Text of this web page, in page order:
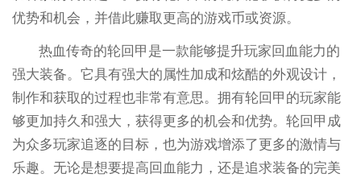
优势和机会，并借此赚取更高的游戏币或资源。
热血传奇的轮回甲是一款能够提升玩家回血能力的
强大装备。它具有强大的属性加成和炫酷的外观设计，
制作和获取的过程也非常有意思。拥有轮回甲的玩家能
够更加持久和强大，获得更多的机会和优势。轮回甲成
为众多玩家追逐的目标，也为游戏增添了更多的激情与
乐趣。无论是想要提高回血能力，还是追求装备的完美